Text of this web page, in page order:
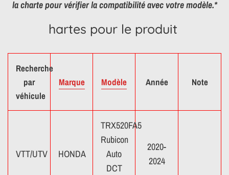
la charte pour vérifier la compatibilité avec votre modèle.*
hartes pour le produit
Recherche
par
véhicule
Marque Modèle Année Note
VTT/UTV HONDA
TRX520FA5
Rubicon
Auto
DCT
2020-
2024